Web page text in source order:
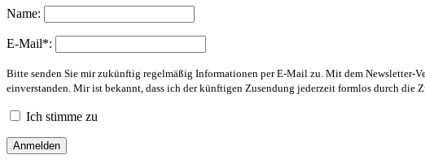
Name:
E-Mail*:
Bitte senden Sie mir zukünftig regelmäßig Informationen per E-Mail zu. Mit dem Newsletter-
einverstanden. Mir ist bekannt, dass ich der künftigen Zusendung jederzeit formlos durch die
Ich stimme zu